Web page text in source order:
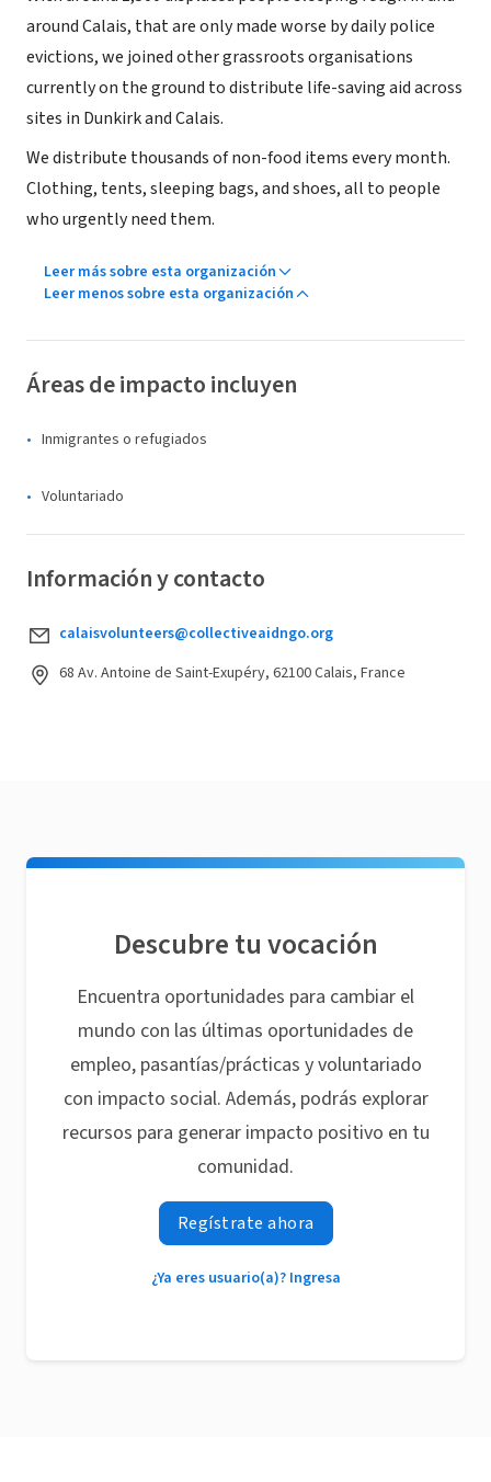
around Calais, that are only made worse by daily police
evictions, we joined other grassroots organisations
currently on the ground to distribute life-saving aid across
sites in Dunkirk and Calais.
We distribute thousands of non-food items every month.
Clothing, tents, sleeping bags, and shoes, all to people
who urgently need them.
Leer más sobre esta organización
Leer menos sobre esta organización
Áreas de impacto incluyen
Inmigrantes o refugiados
Voluntariado
Información y contacto
calaisvolunteers@collectiveaidngo.org
68 Av. Antoine de Saint-Exupéry, 62100 Calais, France
Descubre tu vocación
Encuentra oportunidades para cambiar el
mundo con las últimas oportunidades de
empleo, pasantías/prácticas y voluntariado
con impacto social. Además, podrás explorar
recursos para generar impacto positivo en tu
comunidad.
Regístrate ahora
¿Ya eres usuario(a)? Ingresa